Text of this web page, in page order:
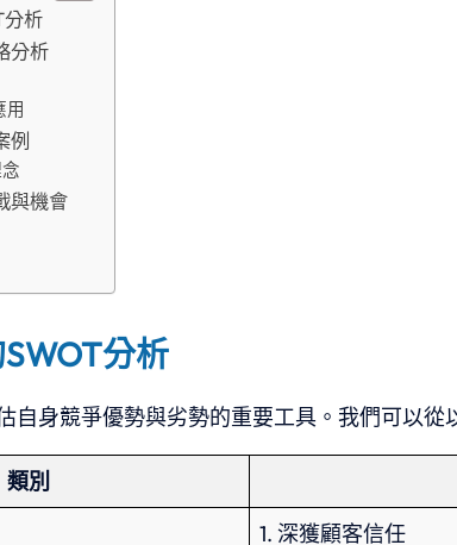
分析
分析
用
例
與機會
分析
自身競爭優勢與劣勢的重要工具。我們可以從
類別
1. 深獲顧客信任